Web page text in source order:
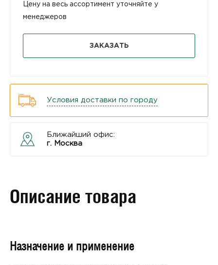
Цену на весь ассортимент уточняйте у
менеджеров
ЗАКАЗАТЬ
Условия доставки по городу
Ближайший офис:
г. Москва
Описание товара
Назначение и применение